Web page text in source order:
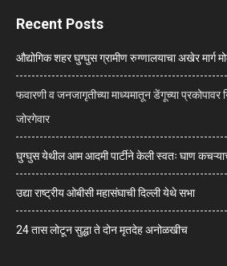
Recent Posts
औद्योगिक शहर घुग्घुस ग्रामीण रुग्णालयाचा अखेर मार्ग
फवारणी व जनजागृतीच्या माध्यमातून डेंगूच्या
जोरगेवार
घुग्घुस येथील आम आदमी पार्टीने केली स्वतः घाण
उद्या राष्ट्रीय ओबीसी महासंघाची दिल्ली येथे सभा
24 तास लोटून सुद्धा ते दोन मृतदेह अनोळखीच